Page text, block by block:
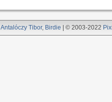
Antalóczy Tibor, Birdie | © 2003-2022